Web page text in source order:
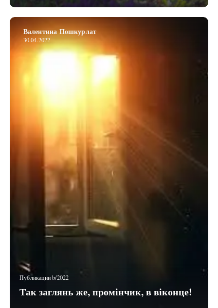
Публикации b/2022
Так заглянь же, промінчик, в віконце!
Валентина Пошкурлат
30.04.2022